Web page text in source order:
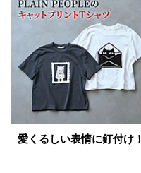
愛くるしい表情に釘付け！